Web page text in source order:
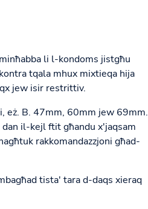
li l-kondoms jistgħu
tqala mhux mixtieqa hija
jew isir restrittiv.
eż. B. 47mm, 60mm jew 69mm.
il-kejl ftit għandu x'jaqsam
rakkomandazzjoni għad-
tista' tara d-daqs xieraq